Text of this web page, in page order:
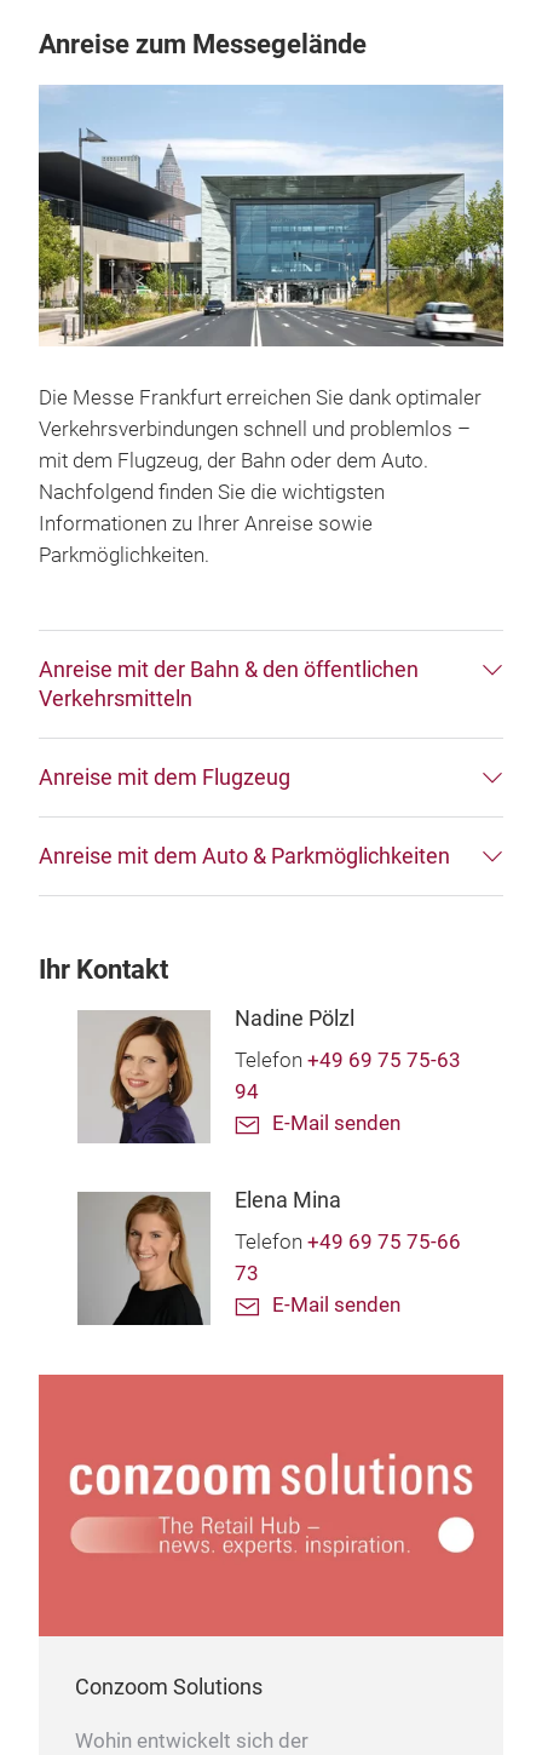
Anreise zum Messegelände
Die Messe Frankfurt erreichen Sie dank optimaler
Verkehrsverbindungen schnell und problemlos –
mit dem Flugzeug, der Bahn oder dem Auto.
Nachfolgend finden Sie die wichtigsten
Informationen zu Ihrer Anreise sowie
Parkmöglichkeiten.
Anreise mit der Bahn & den öffentlichen
Verkehrsmitteln
Anreise mit dem Flugzeug
Anreise mit dem Auto & Parkmöglichkeiten
Ihr Kontakt
Nadine Pölzl
Telefon +49 69 75 75-63
94
E-Mail senden
Elena Mina
Telefon +49 69 75 75-66
73
E-Mail senden
Conzoom Solutions
Wohin entwickelt sich der